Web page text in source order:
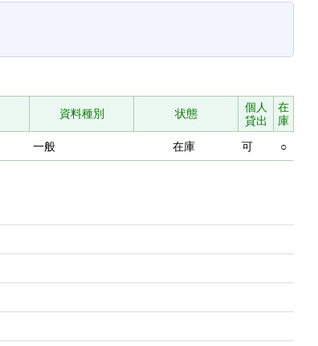
資料種別 状態
個人
貸出
在
庫
一般 在庫 可 ○